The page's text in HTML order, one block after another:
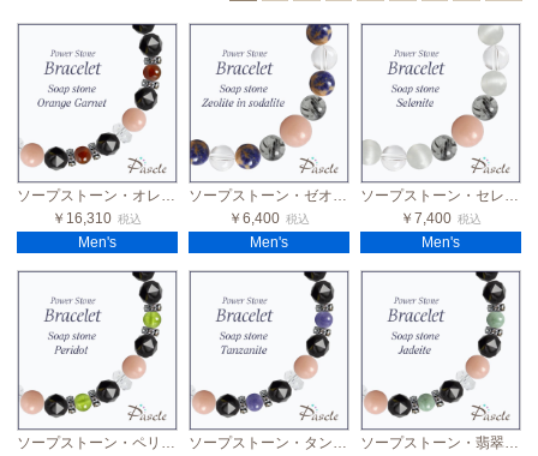
ソープストーン・オレンジガーネット メンズブラックスピネルブレスレット
￥16,310 税込
Men's
ソープストーン・ゼオライトインソーダライト メンズデザインブレスレット
￥6,400 税込
Men's
ソープストーン・セレナイト メンズデザインブレスレット
￥7,400 税込
Men's
ソープストーン・翡翠 メンズブラックスピネルブレスレット